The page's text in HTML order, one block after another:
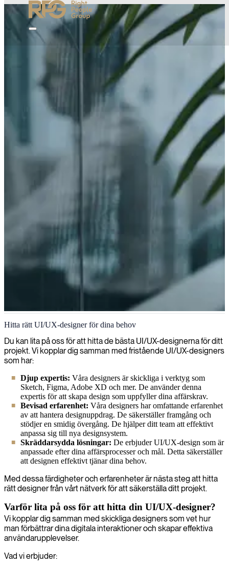
UI/UX
Förbättra användarupplevelsen och öka digitalt engagemang med
våra expert UI/UX-konsulter som kombinerar kreativ design med
användarcentrerade principer för att leverera intuitiva och visuellt
Hitta rätt UI/UX-designer för dina behov
Du kan lita på oss för att hitta de bästa UI/UX-designerna för ditt
projekt. Vi kopplar dig samman med fristående UI/UX-designers
som har:
Djup expertis: Våra designers är skickliga i verktyg som
Sketch, Figma, Adobe XD och mer. De använder denna
expertis för att skapa design som uppfyller dina affärskrav.
Bevisad erfarenhet: Våra designers har omfattande erfarenhet
av att hantera designuppdrag. De säkerställer framgång och
stödjer en smidig övergång. De hjälper ditt team att effektivt
anpassa sig till nya designsystem.
Skräddarsydda lösningar: De erbjuder UI/UX-design som är
anpassade efter dina affärsprocesser och mål. Detta säkerställer
att designen effektivt tjänar dina behov.
Med dessa färdigheter och erfarenheter är nästa steg att hitta
rätt designer från vårt nätverk för att säkerställa ditt projekt.
Varför lita på oss för att hitta din UI/UX-designer?
Vi kopplar dig samman med skickliga designers som vet hur
man förbättrar dina digitala interaktioner och skapar effektiva
användarupplevelser.
Vad vi erbjuder: